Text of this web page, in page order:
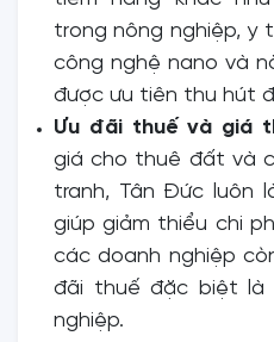
trong nông nghiệp, y
công nghệ nano và
được ưu tiên thu hút
Ưu đãi thuế và giá
giá cho thuê đất và
tranh, Tân Đức luôn
giúp giảm thiểu chi
các doanh nghiệp
đãi thuế đặc biệt là
nghiệp.